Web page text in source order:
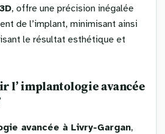
, offre une précision inégalée
de l’implant, minimisant ainsi
le résultat esthétique et
l’implantologie avancée
avancée à Livry-Gargan,